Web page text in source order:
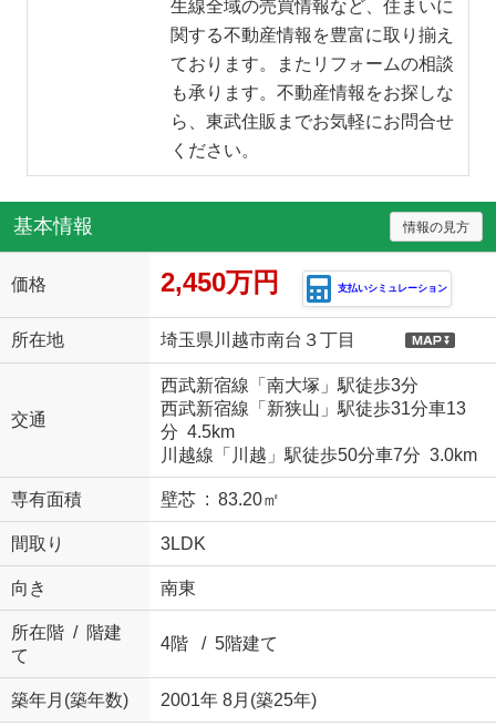
生線全域の売買情報など、住まいに
関する不動産情報を豊富に取り揃え
ております。またリフォームの相談
も承ります。不動産情報をお探しな
ら、東武住販までお気軽にお問合せ
ください。
基本情報 情報の見方
価格 2,450万円 支払いシミュレーション
所在地 埼玉県川越市南台３丁目
交通
西武新宿線「南大塚」駅徒歩3分
西武新宿線「新狭山」駅徒歩31分車13
分 4.5km
川越線「川越」駅徒歩50分車7分 3.0km
専有面積 壁芯 : 83.20㎡
間取り 3LDK
向き 南東
所在階 / 階建
て
4階 / 5階建て
築年月(築年数) 2001年 8月(築25年)